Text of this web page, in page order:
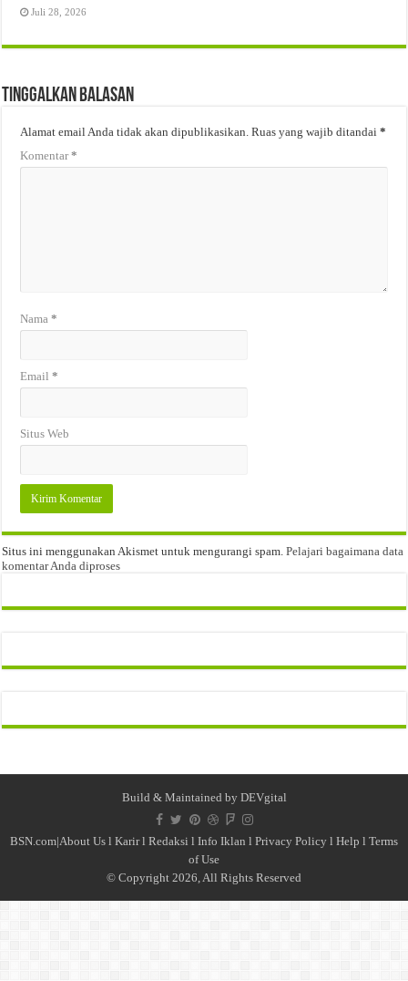
Juli 28, 2026
Tinggalkan Balasan
Alamat email Anda tidak akan dipublikasikan. Ruas yang wajib ditandai*
Komentar*
Nama*
Email*
Situs Web
Situs ini menggunakan Akismet untuk mengurangi spam.Pelajari bagaimana data
komentar Anda diproses
Build & Maintained by DEVgital
BSN.com|About Us l Karirl Redaksi l Info Iklan l Privacy Policy l Help l Terms
of Use
© Copyright 2026, All Rights Reserved